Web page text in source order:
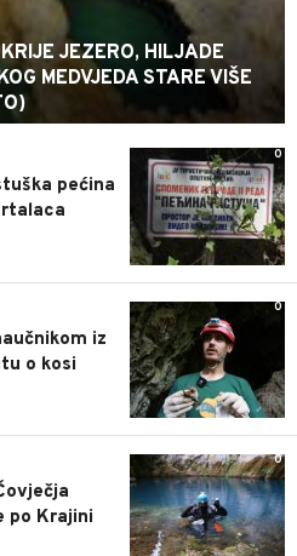
JEZERO, HILJADE
MEDVJEDA STARE VIŠE
0
pećina
0
iz
o kosi
0
po Krajini